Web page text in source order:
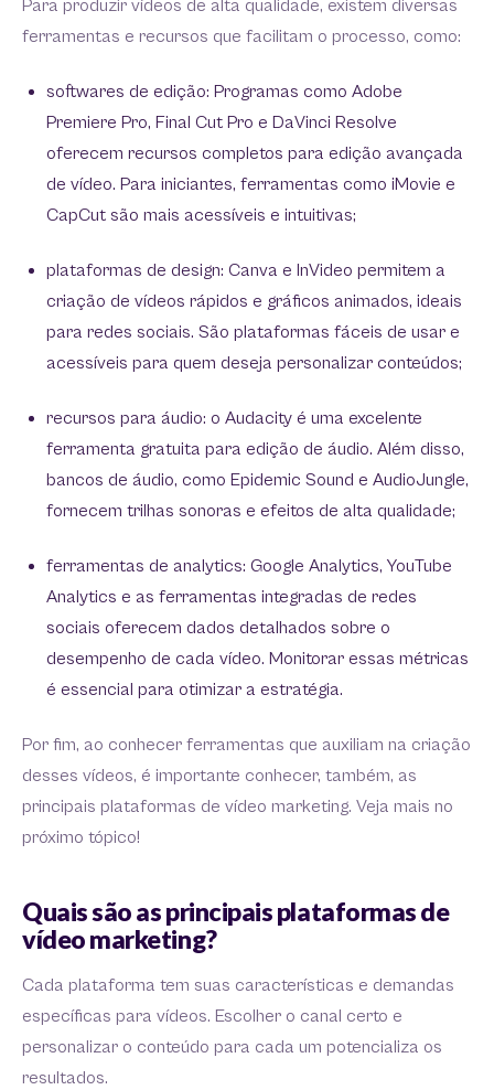
Para produzir vídeos de alta qualidade, existem diversas
ferramentas e recursos que facilitam o processo, como:
softwares de edição: Programas como Adobe
Premiere Pro, Final Cut Pro e DaVinci Resolve
oferecem recursos completos para edição avançada
de vídeo. Para iniciantes, ferramentas como iMovie e
CapCut são mais acessíveis e intuitivas;
plataformas de design: Canva e InVideo permitem a
criação de vídeos rápidos e gráficos animados, ideais
para redes sociais. São plataformas fáceis de usar e
acessíveis para quem deseja personalizar conteúdos;
recursos para áudio: o Audacity é uma excelente
ferramenta gratuita para edição de áudio. Além disso,
bancos de áudio, como Epidemic Sound e AudioJungle,
fornecem trilhas sonoras e efeitos de alta qualidade;
ferramentas de analytics: Google Analytics, YouTube
Analytics e as ferramentas integradas de redes
sociais oferecem dados detalhados sobre o
desempenho de cada vídeo. Monitorar essas métricas
é essencial para otimizar a estratégia.
Por fim, ao conhecer ferramentas que auxiliam na criação
desses vídeos, é importante conhecer, também, as
principais plataformas de vídeo marketing. Veja mais no
próximo tópico!
Quais são as principais plataformas de
vídeo marketing?
Cada plataforma tem suas características e demandas
específicas para vídeos. Escolher o canal certo e
personalizar o conteúdo para cada um potencializa os
resultados.